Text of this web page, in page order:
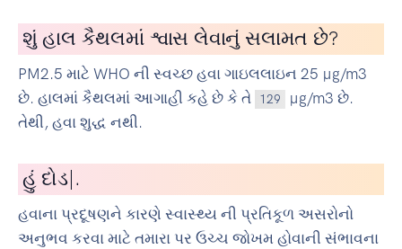
શું હાલ કૈથલમાં શ્વાસ લેવાનું સલામત છે?
PM2.5 માટે WHO ની સ્વચ્છ હવા ગાઇલલાઇન 25 µg/m3
છે. હાલમાં કૈથલમાં આગાહી કહે છે કે તે
129
µg/m3 છે.
તેથી, હવા શુદ્ધ નથી.
હું સાયકલ
હવાના પ્રદૂષણને કારણે સ્વાસ્થ્ય ની પ્રતિકૂળ અસરોનો
અનુભવ કરવા માટે તમારા પર ઉચ્ચ જોખમ હોવાની સંભાવના